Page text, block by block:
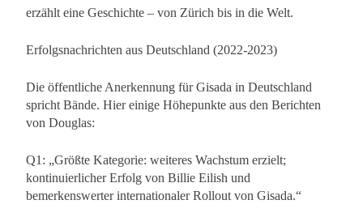
erzählt eine Geschichte – von Zürich bis in die Welt.
Erfolgsnachrichten aus Deutschland (2022-2023)
Die öffentliche Anerkennung für Gisada in Deutschland
spricht Bände. Hier einige Höhepunkte aus den Berichten
von Douglas:
Q1: „Größte Kategorie: weiteres Wachstum erzielt;
kontinuierlicher Erfolg von Billie Eilish und
bemerkenswerter internationaler Rollout von Gisada.“